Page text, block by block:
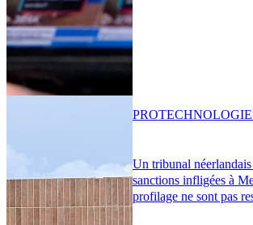
Un tribunal néerlandais
sanctions infligées à
profilage ne sont pas
PRO